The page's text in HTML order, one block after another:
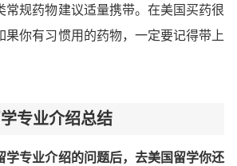
常规药物建议适量携带。在美国买药很
果你有习惯用的药物，一定要记得带上
专业介绍总结
学专业介绍的问题后，去美国留学你还